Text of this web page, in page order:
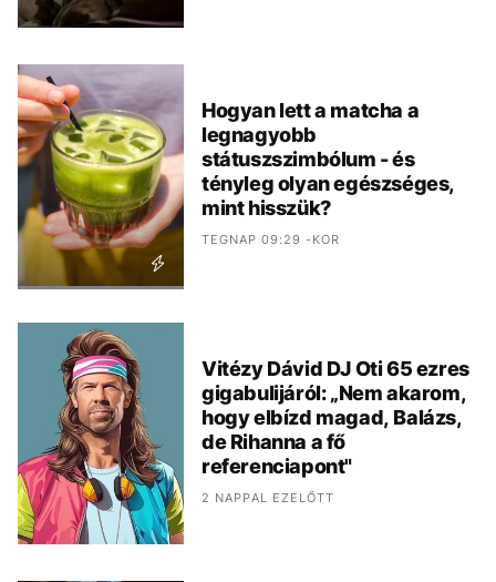
Hogyan lett a matcha a
legnagyobb
státuszszimbólum - és
tényleg olyan egészséges,
mint hisszük?
TEGNAP 09:29 -KOR
Vitézy Dávid DJ Oti 65 ezres
gigabulijáról: „Nem akarom,
hogy elbízd magad, Balázs,
de Rihanna a fő
referenciapont"
2 NAPPAL EZELŐTT